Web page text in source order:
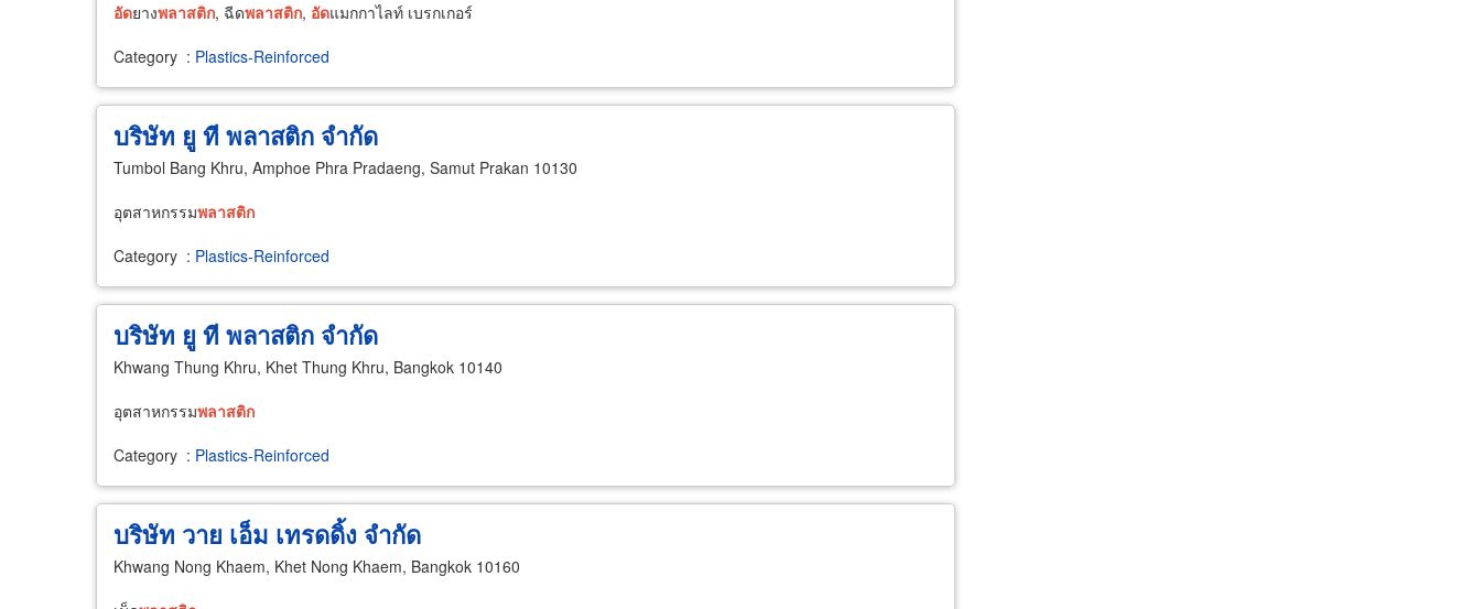
อัดยางพลาสติก, ฉีดพลาสติก, อัดแมกกาไลท์ เบรกเกอร์
Category : Plastics-Reinforced
บริษัท ยู ที พลาสติก จำกัด
Tumbol Bang Khru, Amphoe Phra Pradaeng, Samut Prakan 10130
อุตสาหกรรมพลาสติก
Category : Plastics-Reinforced
บริษัท ยู ที พลาสติก จำกัด
Khwang Thung Khru, Khet Thung Khru, Bangkok 10140
อุตสาหกรรมพลาสติก
Category : Plastics-Reinforced
บริษัท วาย เอ็ม เทรดดิ้ง จำกัด
Khwang Nong Khaem, Khet Nong Khaem, Bangkok 10160